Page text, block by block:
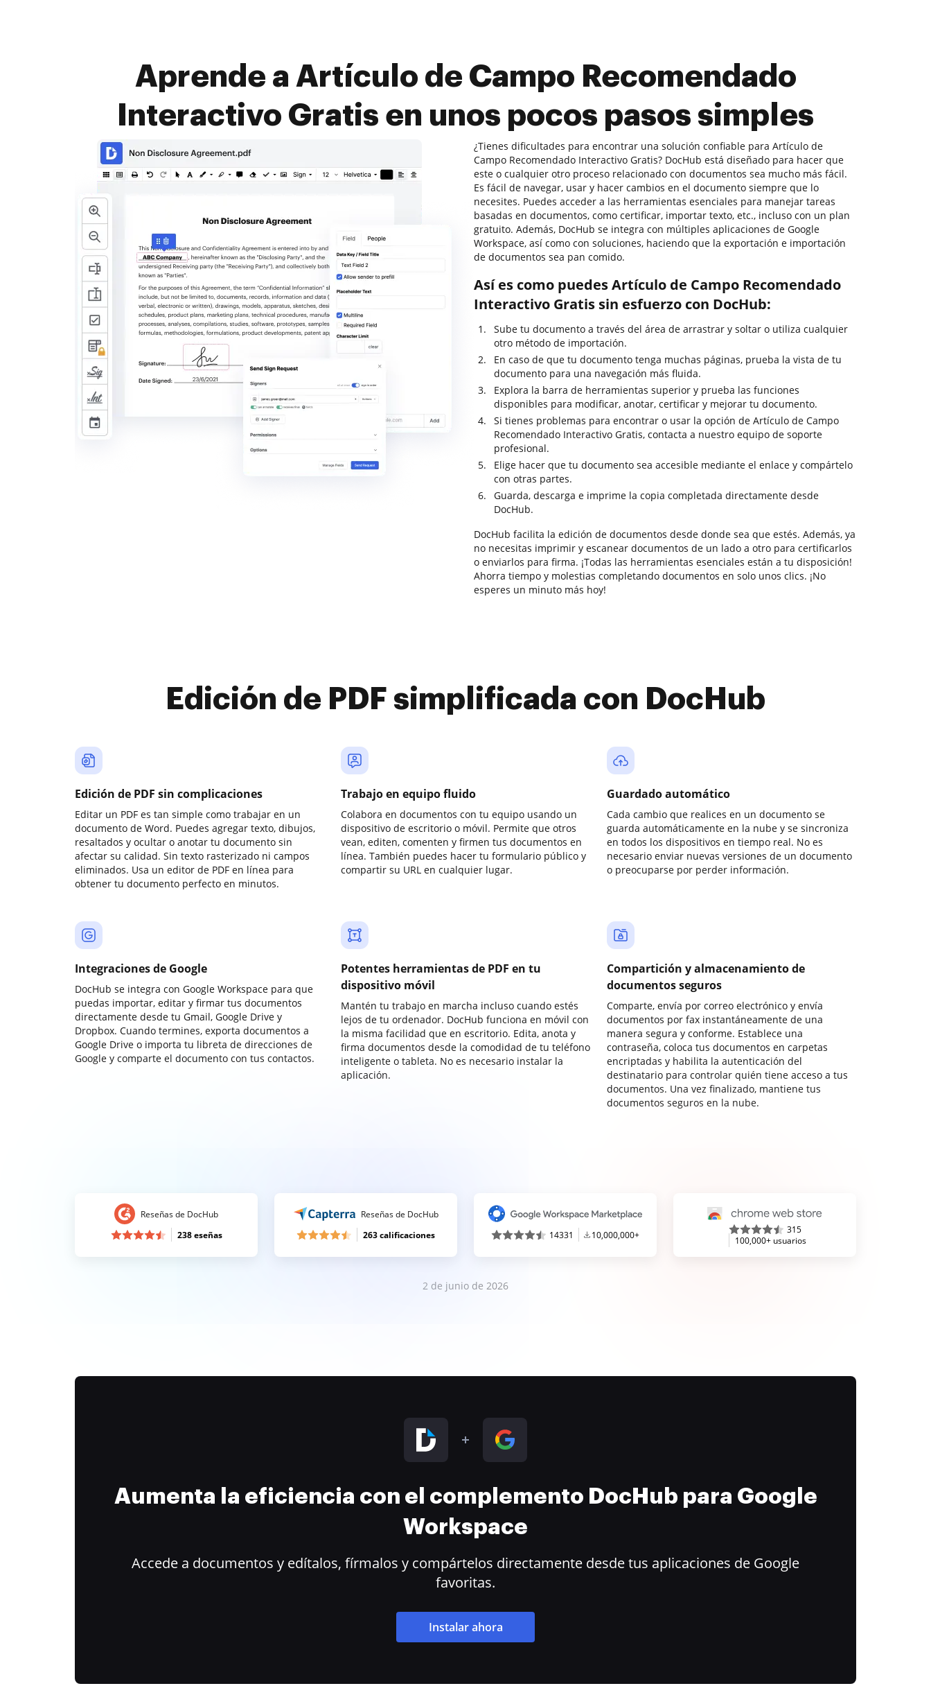
Aprende a Artículo de Campo Recomendado
Interactivo Gratis en unos pocos pasos simples
¿Tienes dificultades para encontrar una solución confiable para Artículo de
Campo Recomendado Interactivo Gratis? DocHub está diseñado para hacer que
este o cualquier otro proceso relacionado con documentos sea mucho más fácil.
Es fácil de navegar, usar y hacer cambios en el documento siempre que lo
necesites. Puedes acceder a las herramientas esenciales para manejar tareas
basadas en documentos, como certificar, importar texto, etc., incluso con un plan
gratuito. Además, DocHub se integra con múltiples aplicaciones de Google
Workspace, así como con soluciones, haciendo que la exportación e importación
de documentos sea pan comido.
Así es como puedes Artículo de Campo Recomendado
Interactivo Gratis sin esfuerzo con DocHub:
Sube tu documento a través del área de arrastrar y soltar o utiliza cualquier
otro método de importación.
En caso de que tu documento tenga muchas páginas, prueba la vista de tu
documento para una navegación más fluida.
Explora la barra de herramientas superior y prueba las funciones
disponibles para modificar, anotar, certificar y mejorar tu documento.
Si tienes problemas para encontrar o usar la opción de Artículo de Campo
Recomendado Interactivo Gratis, contacta a nuestro equipo de soporte
profesional.
Elige hacer que tu documento sea accesible mediante el enlace y compártelo
con otras partes.
Guarda, descarga e imprime la copia completada directamente desde
DocHub.
DocHub facilita la edición de documentos desde donde sea que estés. Además, ya
no necesitas imprimir y escanear documentos de un lado a otro para certificarlos
o enviarlos para firma. ¡Todas las herramientas esenciales están a tu disposición!
Ahorra tiempo y molestias completando documentos en solo unos clics. ¡No
esperes un minuto más hoy!
Edición de PDF simplificada con DocHub
Edición de PDF sin complicaciones
Editar un PDF es tan simple como trabajar en un
documento de Word. Puedes agregar texto, dibujos,
resaltados y ocultar o anotar tu documento sin
afectar su calidad. Sin texto rasterizado ni campos
eliminados. Usa un editor de PDF en línea para
obtener tu documento perfecto en minutos.
Trabajo en equipo fluido
Colabora en documentos con tu equipo usando un
dispositivo de escritorio o móvil. Permite que otros
vean, editen, comenten y firmen tus documentos en
línea. También puedes hacer tu formulario público y
compartir su URL en cualquier lugar.
Guardado automático
Cada cambio que realices en un documento se
guarda automáticamente en la nube y se sincroniza
en todos los dispositivos en tiempo real. No es
necesario enviar nuevas versiones de un documento
o preocuparse por perder información.
Integraciones de Google
DocHub se integra con Google Workspace para que
puedas importar, editar y firmar tus documentos
directamente desde tu Gmail, Google Drive y
Dropbox. Cuando termines, exporta documentos a
Google Drive o importa tu libreta de direcciones de
Google y comparte el documento con tus contactos.
Potentes herramientas de PDF en tu
dispositivo móvil
Mantén tu trabajo en marcha incluso cuando estés
lejos de tu ordenador. DocHub funciona en móvil con
la misma facilidad que en escritorio. Edita, anota y
firma documentos desde la comodidad de tu teléfono
inteligente o tableta. No es necesario instalar la
aplicación.
Compartición y almacenamiento de
documentos seguros
Comparte, envía por correo electrónico y envía
documentos por fax instantáneamente de una
manera segura y conforme. Establece una
contraseña, coloca tus documentos en carpetas
encriptadas y habilita la autenticación del
destinatario para controlar quién tiene acceso a tus
documentos. Una vez finalizado, mantiene tus
documentos seguros en la nube.
Reseñas de DocHub
238 eseñas
Reseñas de DocHub
263 calificaciones
14331 10,000,000+
315
100,000+ usuarios
2 de junio de 2026
Aumenta la eficiencia con el complemento DocHub para Google
Workspace
Accede a documentos y edítalos, fírmalos y compártelos directamente desde tus aplicaciones de Google
favoritas.
Instalar ahora